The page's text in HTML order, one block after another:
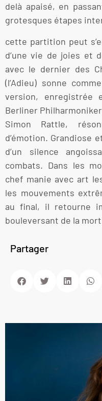
delà apaisé, en
grotesques étapes
cette partition peut
d’une vie de joies et
avec le dernier des
(l’Adieu) sonne
version, enregistrée
Berliner
Simon Rattle,
d’émotion. Grandiose
d’un silence
combats. Dans les
chef manie avec art
les mouvements
au final, il retourne
bouleversant de la
Partager